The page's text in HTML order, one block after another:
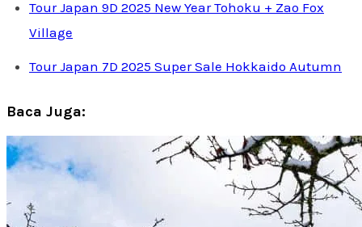
Tour Japan 9D 2025 New Year Tohoku + Zao Fox
Village
Tour Japan 7D 2025 Super Sale Hokkaido Autumn
Baca Juga: